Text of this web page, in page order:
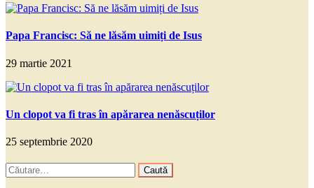
Papa Francisc: Să ne lăsăm uimiți de Isus
29 martie 2021
Un clopot va fi tras în apărarea nenăscuților
25 septembrie 2020
Caută
după: